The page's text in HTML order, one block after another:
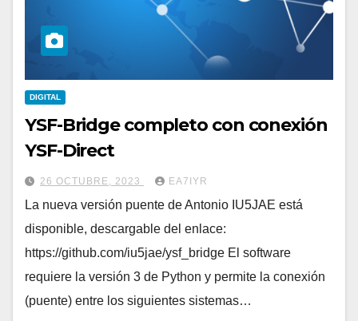
DIGITAL
YSF-Bridge completo con conexión
YSF-Direct
26 OCTUBRE, 2023 EA7IYR
La nueva versión puente de Antonio IU5JAE está
disponible, descargable del enlace:
https://github.com/iu5jae/ysf_bridge El software
requiere la versión 3 de Python y permite la conexión
(puente) entre los siguientes sistemas…